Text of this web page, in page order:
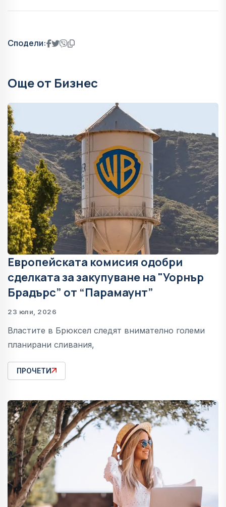
Сподели:
Още от Бизнес
Европейската комисия одобри
сделката за закупуване на "Уорнър
Брадърс” от “Парамаунт”
23 юли, 2026
Властите в Брюксел следят внимателно големи
планирани сливания,
ПРОЧЕТИ